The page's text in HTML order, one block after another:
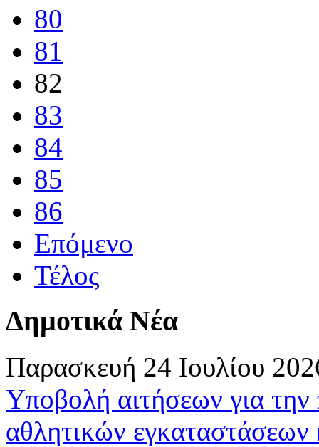
80
81
82
83
84
85
86
Επόμενο
Τέλος
Δημοτικά Νέα
Παρασκευή 24 Ιουλίου
Υποβολή αιτήσεων για
αθλητικών